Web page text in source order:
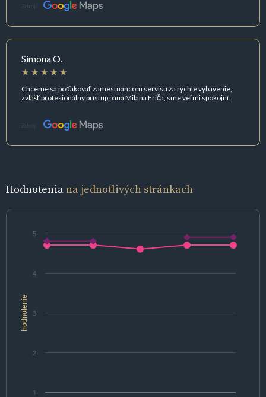
Zdroj:
Simona O.
Chceme sa poďakovať zamestnancom servisu za rýchle vybavenie,
zvlášť profesionálny prístup pána Milana Friča, sme veľmi spokojní.
Zdroj:
Hodnoteniana jednotlivých stránkach
hodnotenie
1
2
3
4
5